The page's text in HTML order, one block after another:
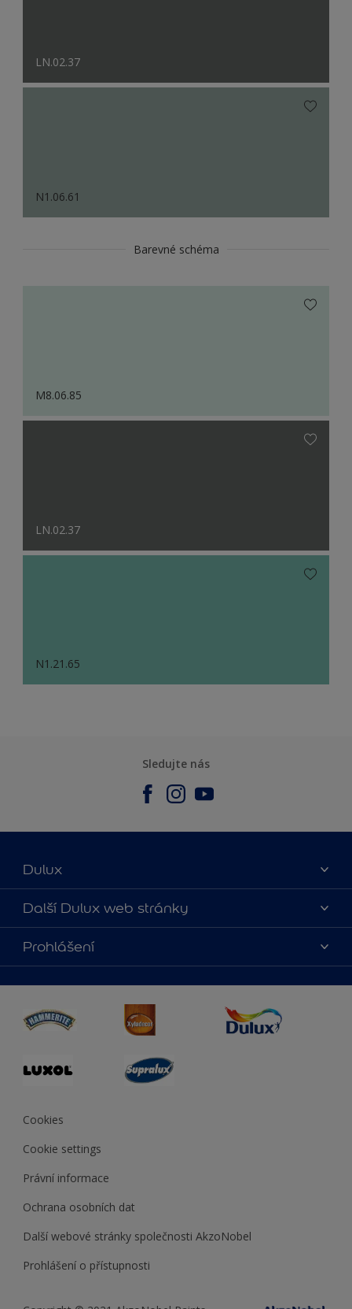
LN.02.37
N1.06.61
Barevné schéma
M8.06.85
LN.02.37
N1.21.65
Sledujte nás
Dulux
O nás
Kontaktujte nás
Najít obchod
Další Dulux web stránky
duluxmalir.cz
duluxmaliar.sk
duluxprodejnabarev.cz
duluxpredajnafarieb.sk
Prohlášení
Cookies
Cookie settings
Právní informace
Ochrana osobních dat
Další webové stránky společnosti AkzoNobel
Prohlášení o přístupnosti